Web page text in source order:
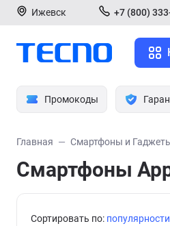
Ижевск +7 (800)
Промокоды
Главная Смартфоны и
Смартфоны
Сортировать по: популярности